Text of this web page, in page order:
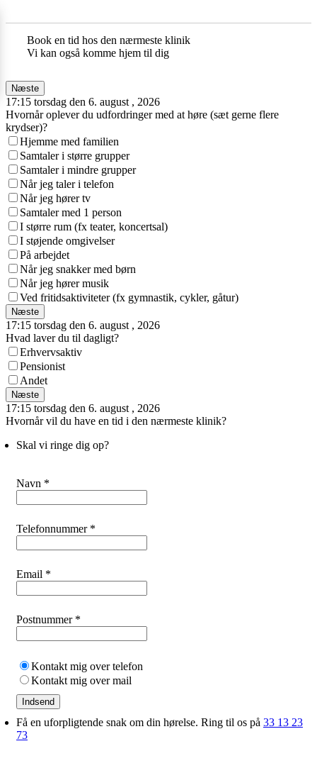
Book en tid hos den nærmeste klinik
Vi kan også komme hjem til dig
Næste
17:15 torsdag den 6. august , 2026
Hvornår oplever du udfordringer med at høre (sæt gerne flere
krydser)?
Hjemme med familien
Samtaler i større grupper
Samtaler i mindre grupper
Når jeg taler i telefon
Når jeg hører tv
Samtaler med 1 person
I større rum (fx teater, koncertsal)
I støjende omgivelser
På arbejdet
Når jeg snakker med børn
Når jeg hører musik
Ved fritidsaktiviteter (fx gymnastik, cykler, gåtur)
Næste
17:15 torsdag den 6. august , 2026
Hvad laver du til dagligt?
Erhvervsaktiv
Pensionist
Andet
Næste
17:15 torsdag den 6. august , 2026
Hvornår vil du have en tid i den nærmeste klinik?
Skal vi ringe dig op?
Navn *
Telefonnummer *
Email *
Postnummer *
Kontakt mig over telefon
Kontakt mig over mail
Indsend
Få en uforpligtende snak om din hørelse. Ring til os på 33 13 23
73